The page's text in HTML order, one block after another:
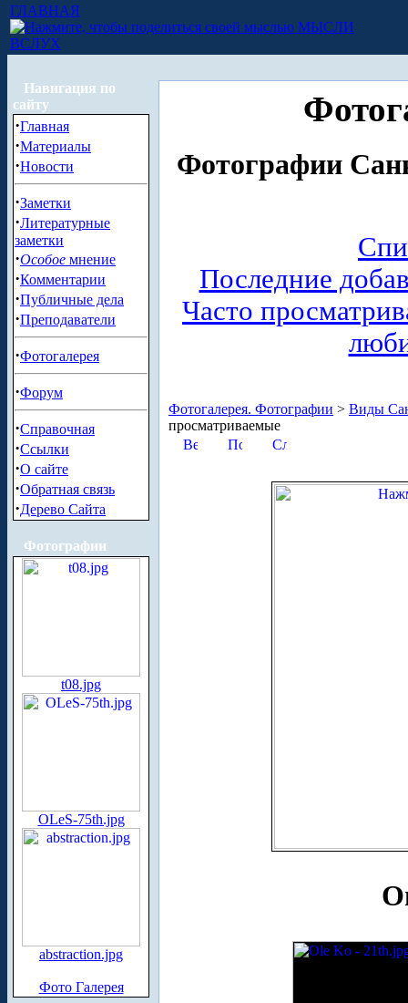
ГЛАВНАЯ
МЫСЛИ
ВСЛУХ
Навигация по
сайту
·Главная
·Материалы
·Новости
·Заметки
·Литературные
заметки
·Особое мнение
·Комментарии
·Публичные дела
·Преподаватели
·Фотогалерея
·Форум
·Справочная
·Ссылки
·О сайте
·Обратная связь
·Дерево Сайта
Фотографии
t08.jpg
OLeS-75th.jpg
abstraction.jpg
Фото Галерея
Фотографии
Последние
Часто
Фотогалерея. Фотографии > Виды
просматриваемые